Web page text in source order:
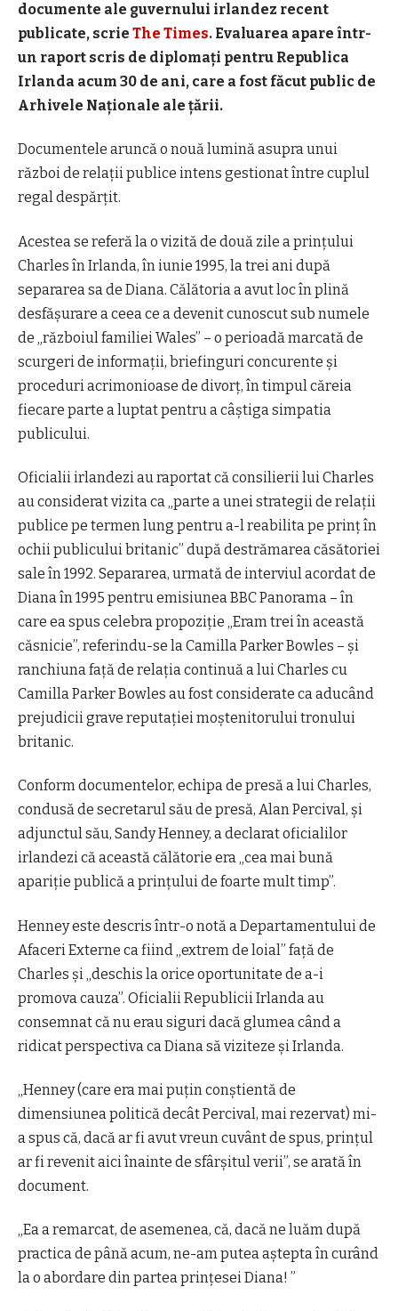
documente ale guvernului irlandez recent
publicate, scrie The Times. Evaluarea apare într-
un raport scris de diplomați pentru Republica
Irlanda acum 30 de ani, care a fost făcut public de
Arhivele Naționale ale țării.
Documentele aruncă o nouă lumină asupra unui
război de relații publice intens gestionat între cuplul
regal despărțit.
Acestea se referă la o vizită de două zile a prințului
Charles în Irlanda, în iunie 1995, la trei ani după
separarea sa de Diana. Călătoria a avut loc în plină
desfășurare a ceea ce a devenit cunoscut sub numele
de „războiul familiei Wales” – o perioadă marcată de
scurgeri de informații, briefinguri concurente și
proceduri acrimonioase de divorț, în timpul căreia
fiecare parte a luptat pentru a câștiga simpatia
publicului.
Oficialii irlandezi au raportat că consilierii lui Charles
au considerat vizita ca „parte a unei strategii de relații
publice pe termen lung pentru a-l reabilita pe prinț în
ochii publicului britanic” după destrămarea căsătoriei
sale în 1992. Separarea, urmată de interviul acordat de
Diana în 1995 pentru emisiunea BBC Panorama – în
care ea spus celebra propoziție „Eram trei în această
căsnicie”, referindu-se la Camilla Parker Bowles – și
ranchiuna față de relația continuă a lui Charles cu
Camilla Parker Bowles au fost considerate ca aducând
prejudicii grave reputației moștenitorului tronului
britanic.
Conform documentelor, echipa de presă a lui Charles,
condusă de secretarul său de presă, Alan Percival, și
adjunctul său, Sandy Henney, a declarat oficialilor
irlandezi că această călătorie era „cea mai bună
apariție publică a prințului de foarte mult timp”.
Henney este descris într-o notă a Departamentului de
Afaceri Externe ca fiind „extrem de loial” față de
Charles și „deschis la orice oportunitate de a-i
promova cauza”. Oficialii Republicii Irlanda au
consemnat că nu erau siguri dacă glumea când a
ridicat perspectiva ca Diana să viziteze și Irlanda.
„Henney (care era mai puțin conștientă de
dimensiunea politică decât Percival, mai rezervat) mi-
a spus că, dacă ar fi avut vreun cuvânt de spus, prințul
ar fi revenit aici înainte de sfârșitul verii”, se arată în
document.
„Ea a remarcat, de asemenea, că, dacă ne luăm după
practica de până acum, ne-am putea aștepta în curând
la o abordare din partea prințesei Diana! ”